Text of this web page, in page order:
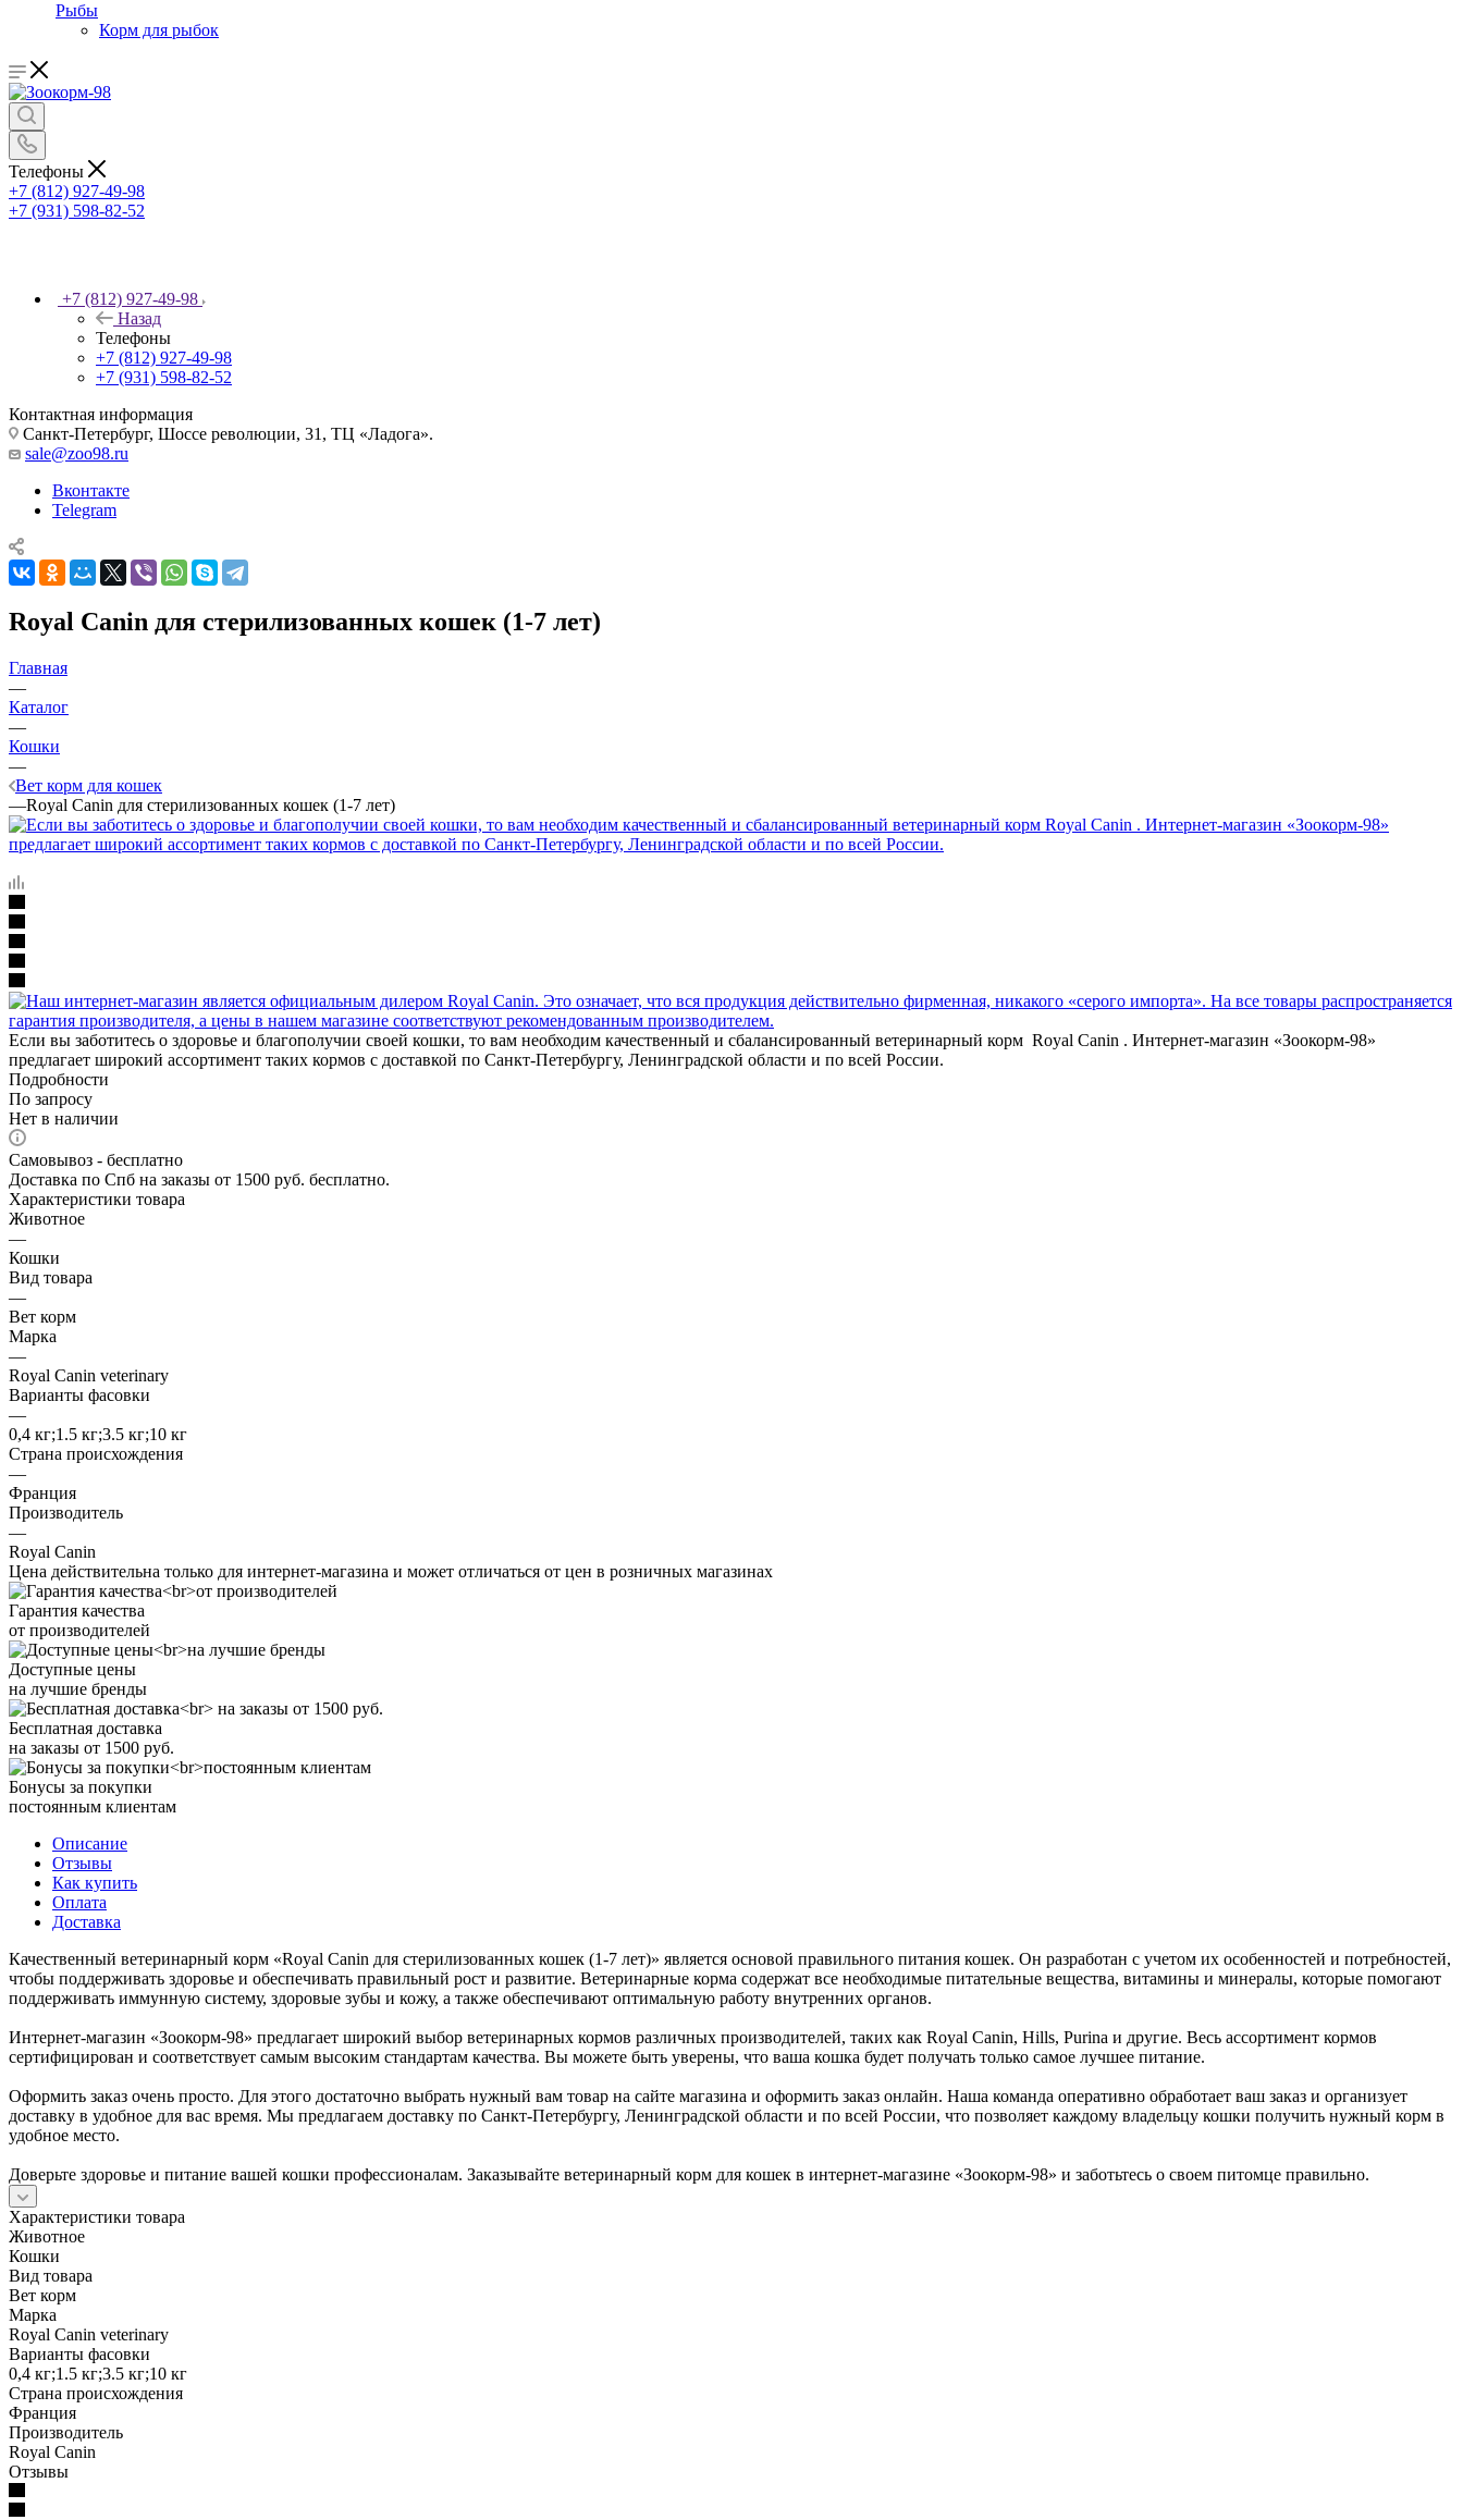
Рыбы
Корм для рыбок
Телефоны
+7 (812) 927-49-98
+7 (931) 598-82-52
+7 (812) 927-49-98
Назад
Телефоны
+7 (812) 927-49-98
+7 (931) 598-82-52
Контактная информация
Санкт-Петербург, Шоссе революции, 31, ТЦ «Ладога».
sale@zoo98.ru
Вконтакте
Telegram
Royal Canin для стерилизованных кошек (1-7 лет)
Главная
—
Каталог
—
Кошки
—
Вет корм для кошек
—Royal Canin для стерилизованных кошек (1-7 лет)
Если вы заботитесь о здоровье и благополучии своей кошки, то вам необходим качественный и сбалансированный ветеринарный корм Royal Canin . Интернет-магазин «Зоокорм-98»
предлагает широкий ассортимент таких кормов с доставкой по Санкт-Петербургу, Ленинградской области и по всей России.
Подробности
По запросу
Нет в наличии
Самовывоз - бесплатно
Доставка по Спб на заказы от 1500 руб. бесплатно.
Характеристики товара
Животное
—
Кошки
Вид товара
—
Вет корм
Марка
—
Royal Canin veterinary
Варианты фасовки
—
0,4 кг;1.5 кг;3.5 кг;10 кг
Страна происхождения
—
Франция
Производитель
—
Royal Canin
Цена действительна только для интернет-магазина и может отличаться от цен в розничных магазинах
Гарантия качества
от производителей
Доступные цены
на лучшие бренды
Бесплатная доставка
на заказы от 1500 руб.
Бонусы за покупки
постоянным клиентам
Описание
Отзывы
Как купить
Оплата
Доставка
Качественный ветеринарный корм «Royal Canin для стерилизованных кошек (1-7 лет)» является основой правильного питания кошек. Он разработан с учетом их особенностей и потребностей,
чтобы поддерживать здоровье и обеспечивать правильный рост и развитие. Ветеринарные корма содержат все необходимые питательные вещества, витамины и минералы, которые помогают
поддерживать иммунную систему, здоровые зубы и кожу, а также обеспечивают оптимальную работу внутренних органов.
Интернет-магазин «Зоокорм-98» предлагает широкий выбор ветеринарных кормов различных производителей, таких как Royal Canin, Hills, Purina и другие. Весь ассортимент кормов
сертифицирован и соответствует самым высоким стандартам качества. Вы можете быть уверены, что ваша кошка будет получать только самое лучшее питание.
Оформить заказ очень просто. Для этого достаточно выбрать нужный вам товар на сайте магазина и оформить заказ онлайн. Наша команда оперативно обработает ваш заказ и организует
доставку в удобное для вас время. Мы предлагаем доставку по Санкт-Петербургу, Ленинградской области и по всей России, что позволяет каждому владельцу кошки получить нужный корм в
удобное место.
Доверьте здоровье и питание вашей кошки профессионалам. Заказывайте ветеринарный корм для кошек в интернет-магазине «Зоокорм-98» и заботьтесь о своем питомце правильно.
Характеристики товара
Животное
Кошки
Вид товара
Вет корм
Марка
Royal Canin veterinary
Варианты фасовки
0,4 кг;1.5 кг;3.5 кг;10 кг
Страна происхождения
Франция
Производитель
Royal Canin
Отзывы